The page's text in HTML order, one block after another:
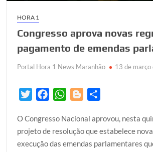
HORA 1
Congresso aprova novas
pagamento de emendas
Portal Hora 1 News Maranhão 13 de
i
t
t
c
e
b
W
a
t
s
o
g
g
a
r
e
O Congresso Nacional aprovou, nesta
projeto de resolução que estabelece
execução das emendas parlamentares